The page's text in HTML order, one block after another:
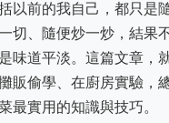
以前的我自己，都只是
切、隨便炒一炒，結果
味道平淡。這篇文章，
販偷學、在廚房實驗，
最實用的知識與技巧。